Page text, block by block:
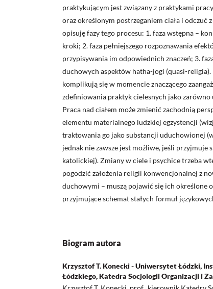
praktykującym jest związany z praktykami
oraz określonym postrzeganiem ciała i odczuć
opisuję fazy tego procesu: 1. faza wstępna –
kroki; 2. faza pełniejszego rozpoznawania
przypisywania im odpowiednich znaczeń; 3.
duchowych aspektów hatha-jogi (quasi-religia).
komplikują się w momencie znaczącego
zdefiniowania praktyk cielesnych jako zarówno
Praca nad ciałem może zmienić zachodnią
elementu materialnego ludzkiej egzystencji
traktowania go jako substancji uduchowionej
jednak nie zawsze jest możliwe, jeśli przyjmuje
katolickiej). Zmiany w ciele i psychice trzeba
pogodzić założenia religii konwencjonalnej z
duchowymi – muszą pojawić się ich określone
przyjmujące schemat stałych formuł
Biogram autora
Krzysztof T. Konecki - Uniwersytet Łódzki,
Łódzkiego, Katedra Socjologii Organizacji i